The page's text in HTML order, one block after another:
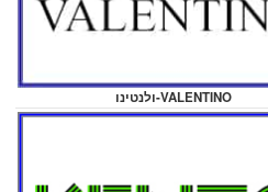
ולנטינו-VALENTINO